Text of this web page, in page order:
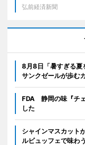
弘前経済新聞
8月8日「暑すぎる夏
サンクゼールが歩む
FDA 静岡の味『チ
した
シャインマスカット
ルビュッフェで味わ